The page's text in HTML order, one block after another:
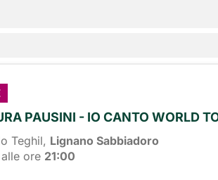
PAUSINI - IO CANTO WORLD
Teghil, Lignano Sabbiadoro
alle ore 21:00